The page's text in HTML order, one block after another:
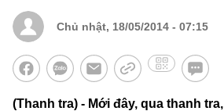
Chủ nhật, 18/05/2014 - 07:15
(Thanh tra) - Mới đây, qua thanh